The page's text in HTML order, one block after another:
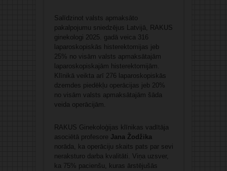
Salīdzinot valsts apmaksāto
pakalpojumu sniedzējus Latvijā, RAKUS
ginekologi 2025. gadā veica 316
laparoskopiskās histerektomijas jeb
25% no visām valsts apmaksātajām
laparoskopiskajām histerektomijām.
Klīnikā veikta arī 276 laparoskopiskās
dzemdes piedēkļu operācijas jeb 20%
no visām valsts apmaksātajām šāda
veida operācijām.
RAKUS Ginekoloģijas klīnikas vadītāja
asociētā profesore Jana Žodžika
norāda, ka operāciju skaits pats par sevi
neraksturo darba kvalitāti. Viņa uzsver,
ka 75% pacienšu, kuras ārstējušās